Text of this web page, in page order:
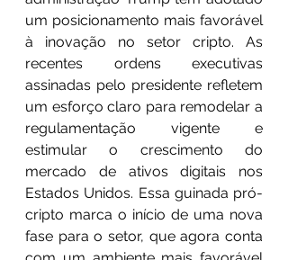
um posicionamento mais favorável
à inovação no setor cripto. As
recentes ordens executivas
assinadas pelo presidente refletem
um esforço claro para remodelar a
regulamentação vigente e
estimular o crescimento do
mercado de ativos digitais nos
Estados Unidos. Essa guinada pró-
cripto marca o início de uma nova
fase para o setor, que agora conta